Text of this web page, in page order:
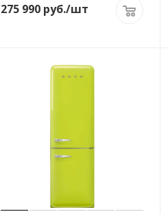
275 990 руб./шт